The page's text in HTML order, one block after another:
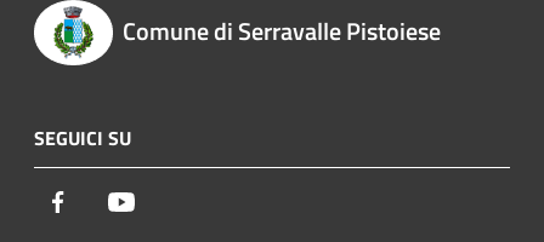
Comune di Serravalle Pistoiese
SEGUICI SU
Facebook